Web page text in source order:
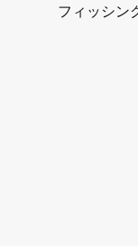
フィッシン